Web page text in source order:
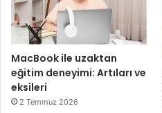
MacBook ile uzaktan
eğitim deneyimi: Artıları ve
eksileri
2 Temmuz 2026